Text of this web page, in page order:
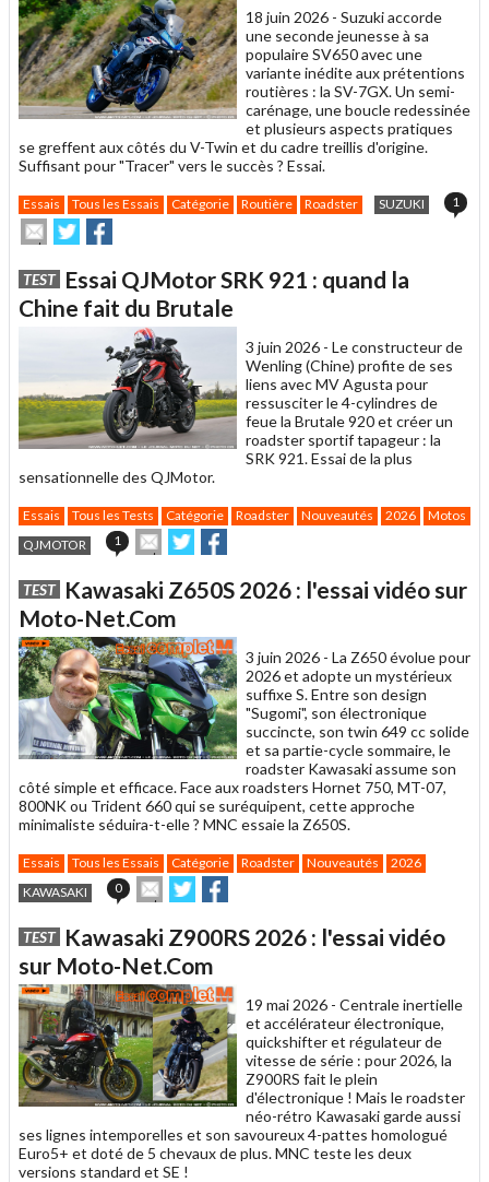
18 juin 2026 - Suzuki accorde
une seconde jeunesse à sa
populaire SV650 avec une
variante inédite aux prétentions
routières : la SV-7GX. Un semi-
carénage, une boucle redessinée
et plusieurs aspects pratiques
se greffent aux côtés du V-Twin et du cadre treillis d'origine.
Suffisant pour "Tracer" vers le succès ? Essai.
Essais Tous les Essais Catégorie Routière Roadster SUZUKI 1
Envoyer
cet
à
un
ami
Partager
sur
sur
TEST Essai QJMotor SRK 921 : quand la
Chine fait du Brutale
3 juin 2026 - Le constructeur de
Wenling (Chine) profite de ses
liens avec MV Agusta pour
ressusciter le 4-cylindres de
feue la Brutale 920 et créer un
roadster sportif tapageur : la
SRK 921. Essai de la plus
sensationnelle des QJMotor.
Essais Tous les Tests Catégorie Roadster Nouveautés 2026
Motos
QJMOTOR
1
Envoyer
cet
à
un
ami
Partager
sur sur
TEST Kawasaki Z650S 2026 : l'essai vidéo sur
Moto-Net.Com
3 juin 2026 - La Z650 évolue pour
2026 et adopte un mystérieux
suffixe S. Entre son design
"Sugomi", son électronique
succincte, son twin 649 cc solide
et sa partie-cycle sommaire, le
roadster Kawasaki assume son
côté simple et efficace. Face aux roadsters Hornet 750, MT-07,
800NK ou Trident 660 qui se suréquipent, cette approche
minimaliste séduira-t-elle ? MNC essaie la Z650S.
Essais Tous les Essais Catégorie Roadster Nouveautés
2026
KAWASAKI
0
Envoyer
cet
à
un
ami
Partager
sur sur
TEST Kawasaki Z900RS 2026 : l'essai vidéo
sur Moto-Net.Com
19 mai 2026 - Centrale inertielle
et accélérateur électronique,
quickshifter et régulateur de
vitesse de série : pour 2026, la
Z900RS fait le plein
d'électronique ! Mais le roadster
néo-rétro Kawasaki garde aussi
ses lignes intemporelles et son savoureux 4-pattes homologué
Euro5+ et doté de 5 chevaux de plus. MNC teste les deux
versions standard et SE !